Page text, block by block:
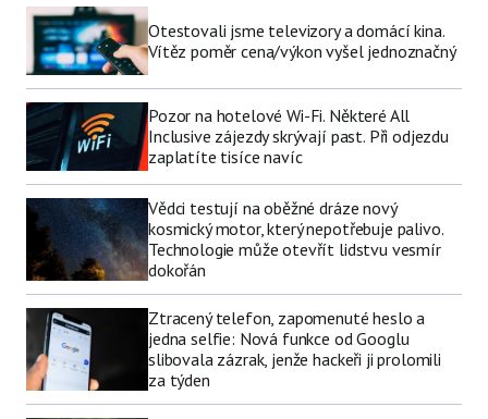
Otestovali jsme televizory a domácí kina.
Vítěz poměr cena/výkon vyšel jednoznačný
Pozor na hotelové Wi-Fi. Některé All
Inclusive zájezdy skrývají past. Při odjezdu
zaplatíte tisíce navíc
Vědci testují na oběžné dráze nový
kosmický motor, který nepotřebuje palivo.
Technologie může otevřít lidstvu vesmír
dokořán
Ztracený telefon, zapomenuté heslo a
jedna selfie: Nová funkce od Googlu
slibovala zázrak, jenže hackeři ji prolomili
za týden